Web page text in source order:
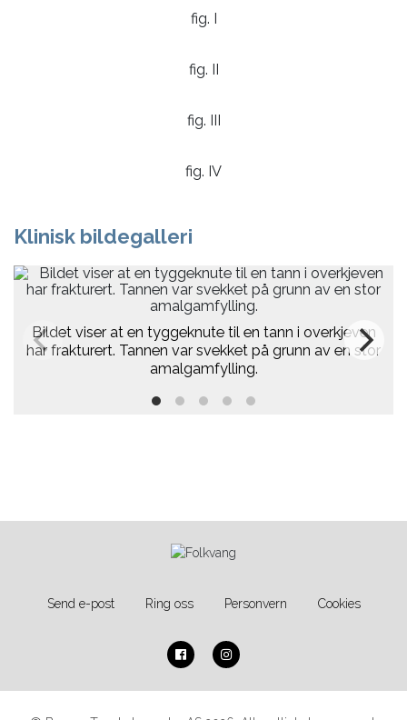
fig. I
fig. II
fig. III
fig. IV
Klinisk bildegalleri
Bildet viser at en tyggeknute til en tann i overkjeven
har frakturert. Tannen var svekket på grunn av en stor
amalgamfylling.
Send e-post Ring oss Personvern Cookies